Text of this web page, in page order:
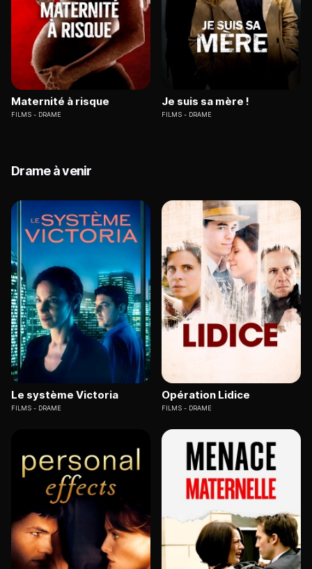
Maternité à risque
FILMS DRAME
Je suis sa mère !
FILMS DRAME
Drame à venir
Le système Victoria
FILMS DRAME
Opération Lidice
FILMS DRAME